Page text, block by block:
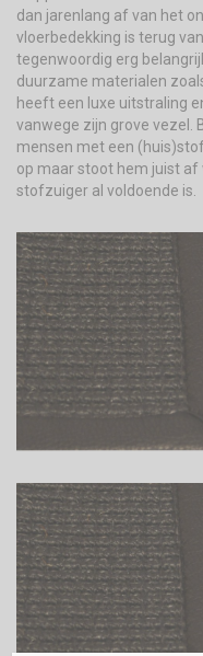
dan jarenlang af van het
vloerbedekking is terug
tegenwoordig erg
duurzame materialen
heeft een luxe uitstraling
vanwege zijn grove vezel.
mensen met een
op maar stoot hem juist
stofzuiger al voldoende is.